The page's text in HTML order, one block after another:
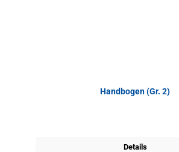
Handbogen (Gr. 2)
Details